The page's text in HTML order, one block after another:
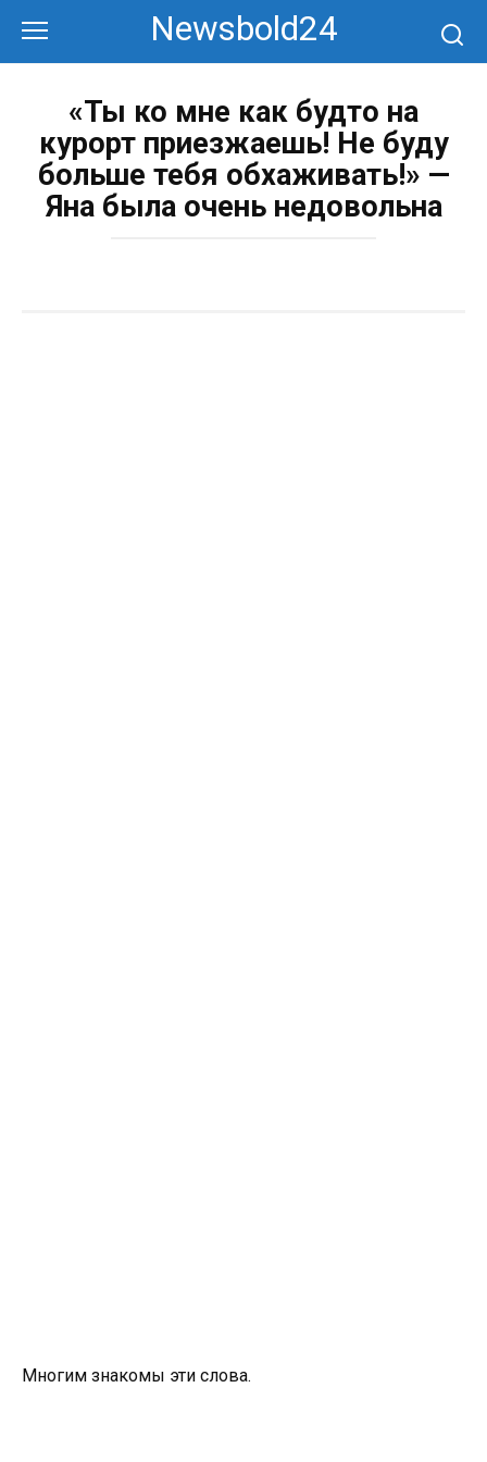
контенту
Newsbold24
«Ты ко мне как будто на
курорт приезжаешь! Не буду
больше тебя обхаживать!» —
Яна была очень недовольна
Многим знакомы эти слова.